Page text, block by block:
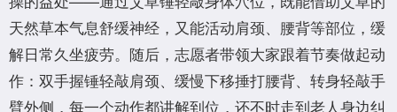
天然草本气息舒缓神经，又能活动肩颈、腰背等部位，缓
解日常久坐疲劳。随后，志愿者带领大家跟着节奏做起动
作：双手握锤轻敲肩颈、缓慢下移捶打腰背、转身轻敲手
臂外侧，每一个动作都讲解到位，还不时走到老人身边纠